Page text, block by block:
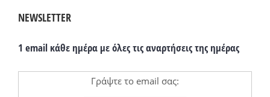
NEWSLETTER
1 email κάθε ημέρα με όλες τις αναρτήσεις της ημέρας
Γράψτε το email σας: